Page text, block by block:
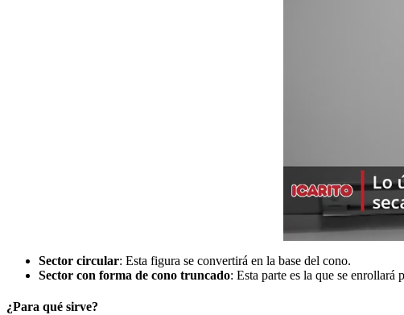
Sector circular: Esta figura se convertirá en la base del cono.
Sector con forma de cono truncado: Esta parte es la que se
¿Para qué sirve?